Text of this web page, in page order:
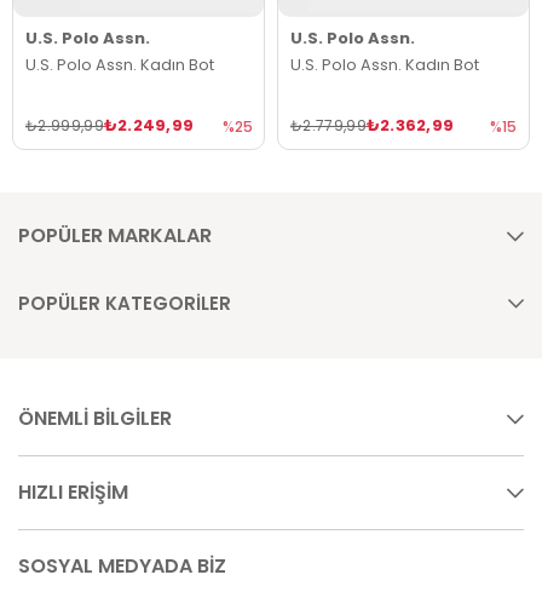
U.S. Polo Assn.
U.S. Polo Assn. Kadın Bot
₺2.249,99
₺2.999,99 %25
U.S. Polo Assn.
U.S. Polo Assn. Kadın Bot
₺2.362,99
₺2.779,99 %15
POPÜLER MARKALAR
POPÜLER KATEGORİLER
ÖNEMLİ BİLGİLER
HIZLI ERİŞİM
SOSYAL MEDYADA BİZ